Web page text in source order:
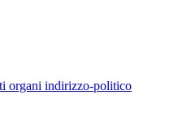
organi indirizzo-politico